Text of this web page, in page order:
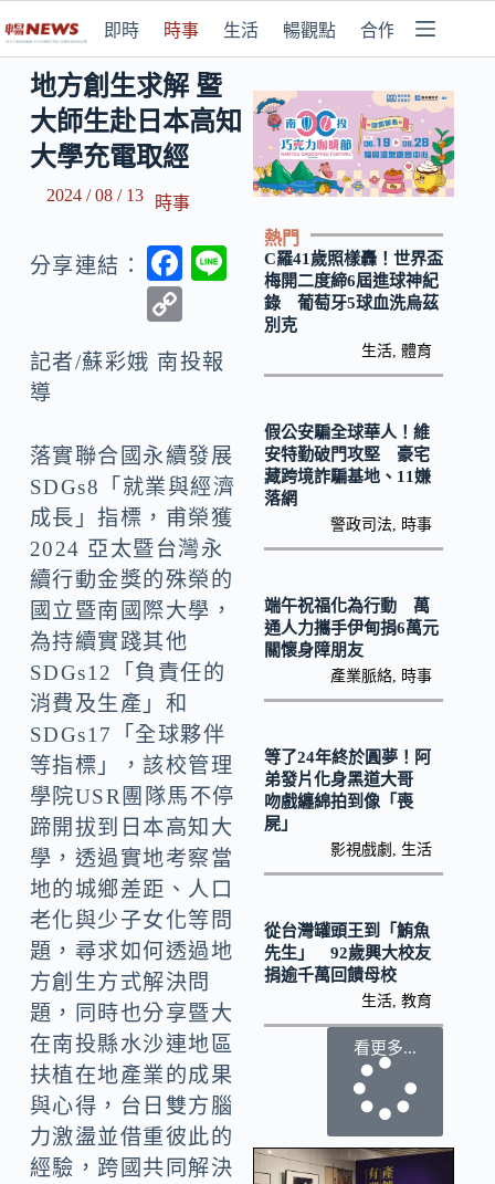
即時 時事 生活 暢觀點 合作媒體
地方創生求解 暨
大師生赴日本高知
大學充電取經
2024 / 08 / 13 時事
分享連結：
F
b
o
k
p
Li
n
k
記者/蘇彩娥 南投報
導
落實聯合國永續發展
SDGs8「就業與經濟
成長」指標，甫榮獲
2024 亞太暨台灣永
續行動金獎的殊榮的
國立暨南國際大學，
為持續實踐其他
SDGs12「負責任的
消費及生產」和
SDGs17「全球夥伴
等指標」，該校管理
學院USR團隊馬不停
蹄開拔到日本高知大
學，透過實地考察當
地的城鄉差距、人口
老化與少子女化等問
題，尋求如何透過地
方創生方式解決問
題，同時也分享暨大
在南投縣水沙連地區
扶植在地產業的成果
與心得，台日雙方腦
力激盪並借重彼此的
經驗，跨國共同解決
熱門
C羅41歲照樣轟！世界盃
梅開二度締6屆進球神紀
錄 葡萄牙5球血洗烏茲
別克
生活 ,體育
假公安騙全球華人！維
安特勤破門攻堅 豪宅
藏跨境詐騙基地、11嫌
落網
警政司法 時事
端午祝福化為行動 萬
通人力攜手伊甸捐6萬元
關懷身障朋友
產業脈絡 時事
等了24年終於圓夢！阿
弟發片化身黑道大哥
吻戲纏綿拍到像「喪
屍」
影視戲劇 生活
從台灣罐頭王到「鮪魚
先生」 92歲興大校友
捐逾千萬回饋母校
生活 ,教育
看更多...